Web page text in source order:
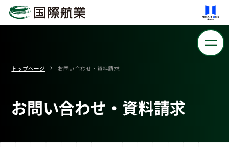
トップページ お問い合わせ・資料請求
お問い合わせ・資料請求